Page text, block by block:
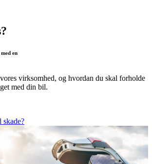
en
virksomhed, og hvordan du skal forholde
med din bil.
skade?